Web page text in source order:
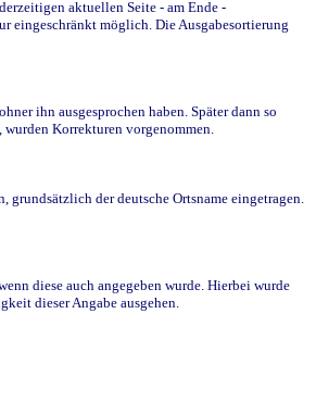
aktuellen Seite - am Ende -
eingeschränkt möglich. Die Ausgabesortierung
ihn ausgesprochen haben. Später dann so
Korrekturen vorgenommen.
der deutsche Ortsname eingetragen.
diese auch angegeben wurde. Hierbei wurde
dieser Angabe ausgehen.